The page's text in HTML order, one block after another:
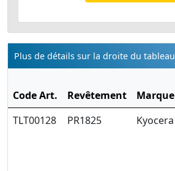
Plus de détails sur la droite du tableau
Code Art. Revêtement Marque
TLT00128
PR1825 Kyocera